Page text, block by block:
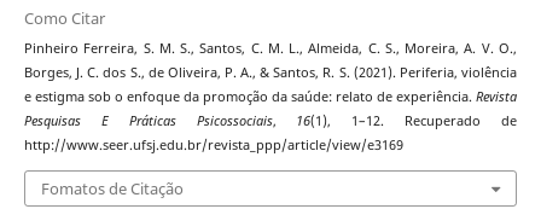
Como Citar
Pinheiro Ferreira, S. M. S., Santos, C. M. L., Almeida, C. S., Moreira, A. V. O.,
Borges, J. C. dos S., de Oliveira, P. A., & Santos, R. S. (2021). Periferia, violência
e estigma sob o enfoque da promoção da saúde: relato de experiência.Revista
Pesquisas E Práticas Psicossociais, 16(1), 1–12. Recuperado de
http://www.seer.ufsj.edu.br/revista_ppp/article/view/e3169
Fomatos de Citação